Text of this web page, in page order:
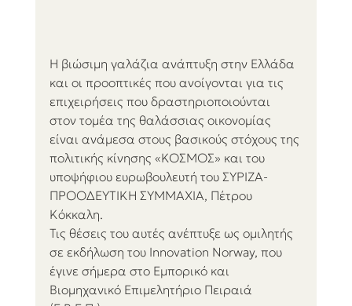
Η βιώσιμη γαλάζια ανάπτυξη στην Ελλάδα
και οι προοπτικές που ανοίγονται για τις
επιχειρήσεις που δραστηριοποιούνται
στον τομέα της θαλάσσιας οικονομίας
είναι ανάμεσα στους βασικούς στόχους της
πολιτικής κίνησης «ΚΟΣΜΟΣ» και του
υποψήφιου ευρωβουλευτή του ΣΥΡΙΖΑ-
ΠΡΟΟΔΕΥΤΙΚΗ ΣΥΜΜΑΧΙΑ, Πέτρου
Κόκκαλη.
Τις θέσεις του αυτές ανέπτυξε ως ομιλητής
σε εκδήλωση του Innovation Norway, που
έγινε σήμερα στο Εμπορικό και
Βιομηχανικό Επιμελητήριο Πειραιά